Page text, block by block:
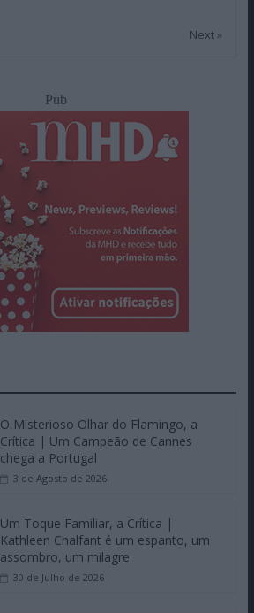
Next »
Pub
O Misterioso Olhar do Flamingo, a
Crítica | Um Campeão de Cannes
chega a Portugal
3 de Agosto de 2026
Um Toque Familiar, a Crítica |
Kathleen Chalfant é um espanto, um
assombro, um milagre
30 de Julho de 2026